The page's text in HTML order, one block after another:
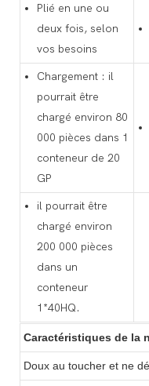
Plié en une ou
deux fois, selon
vos besoins
Chargement : il
pourrait être
chargé environ 80
000 pièces dans 1
conteneur de 20
GP
il pourrait être
chargé environ
200 000 pièces
dans un
conteneur
1*40HQ.
Caractéristiques de la
Doux au toucher et ne